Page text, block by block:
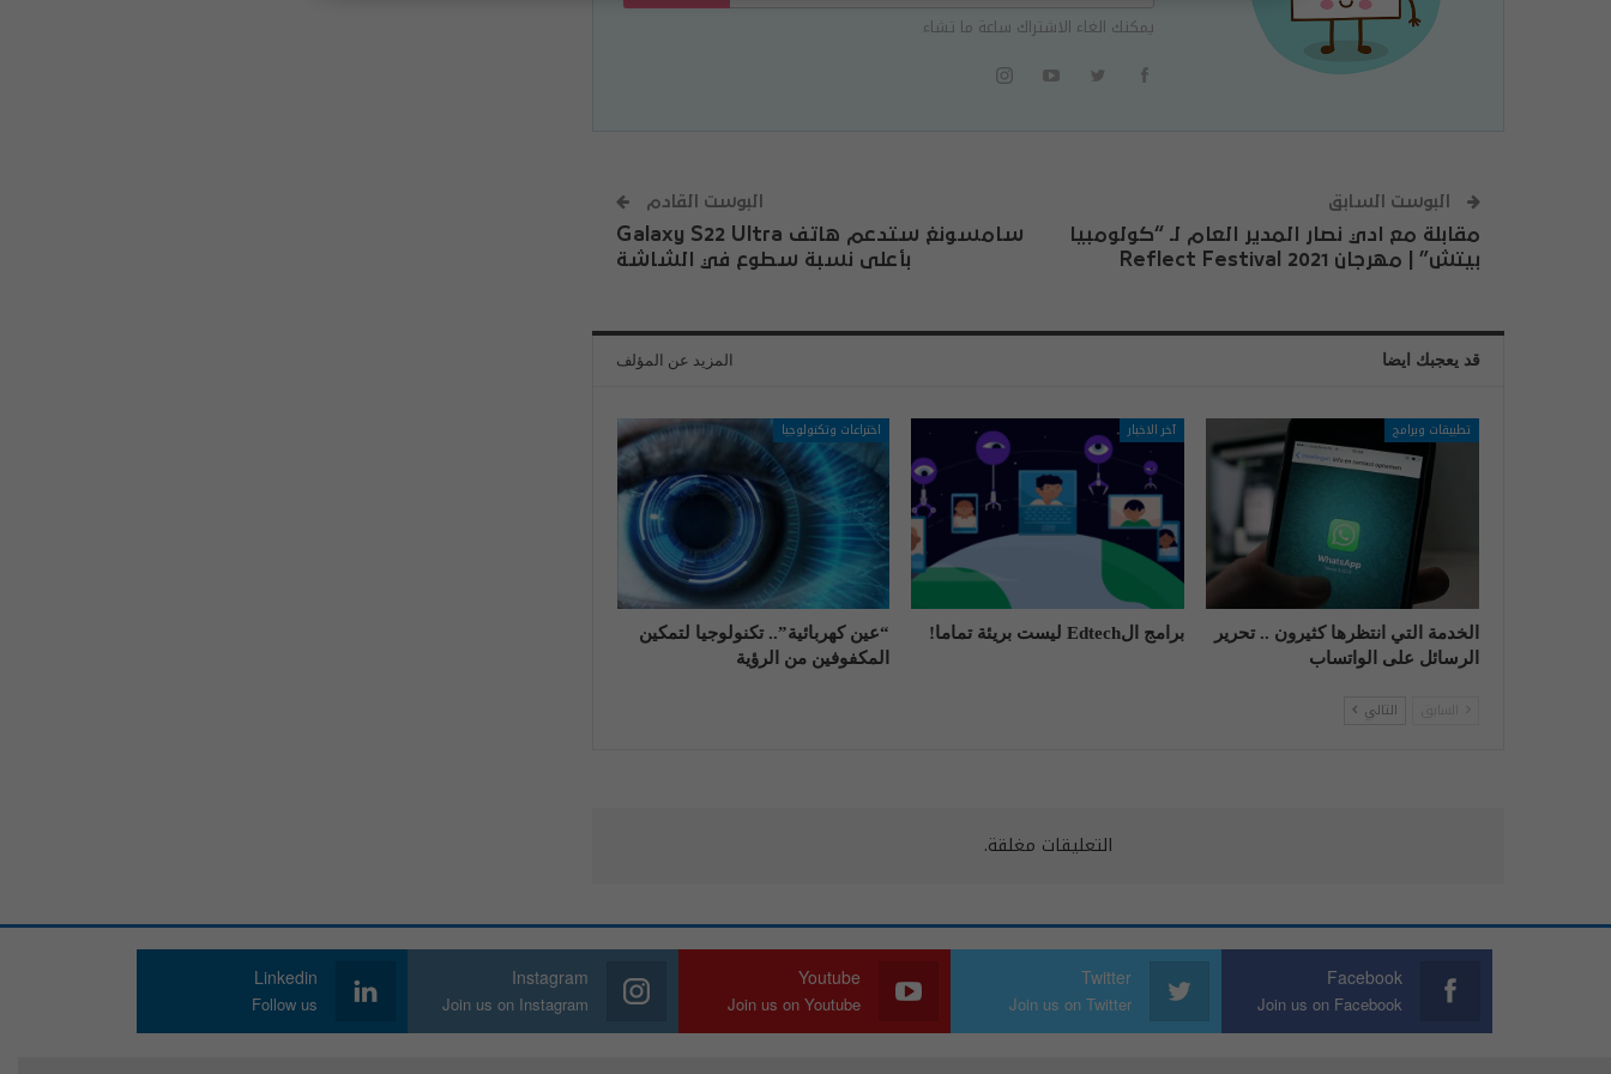
يمكنك الغاء الاشتراك ساعة ما تشاء
البوست السابق
مقابلة مع ادي نصار المدير العام لـ “كولومبيا
بيتش” | مهرجان Reflect Festival 2021
البوست القادم
سامسونغ ستدعم هاتف Galaxy S22 Ultra
بأعلى نسبة سطوع في الشاشة
قد يعجبك ايضا المزيد عن المؤلف
تطبيقات وبرامج
الخدمة التي انتظرها كثيرون .. تحرير
الرسائل على الواتساب
آخر الاخبار
برامج الEdtech ليست بريئة تماما!
اختراعات وتكنولوجيا
“عين كهربائية”.. تكنولوجيا لتمكين
المكفوفين من الرؤية
التالي
التعليقات مغلقة.
Facebook
Join us on Facebook
Twitter
Join us on Twitter
Youtube
Join us on Youtube
Instagram
Join us on Instagram
Linkedin
Follow us